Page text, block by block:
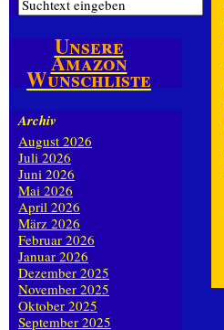
Unsere
Amazon
Wunschliste
Archiv
August 2026
Juli 2026
Juni 2026
Mai 2026
April 2026
März 2026
Februar 2026
Januar 2026
Dezember 2025
November 2025
Oktober 2025
September 2025